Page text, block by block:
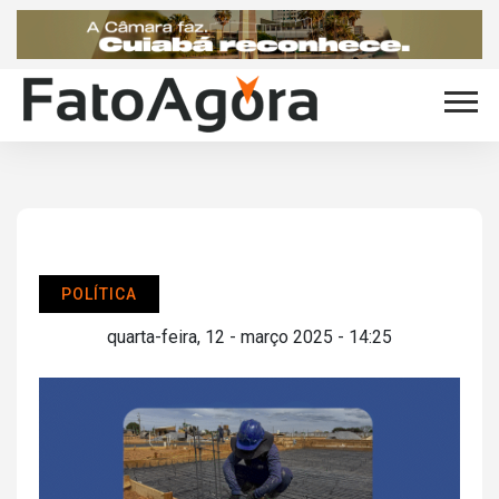
POLÍTICA
quarta-feira, 12 - março 2025 - 14:25